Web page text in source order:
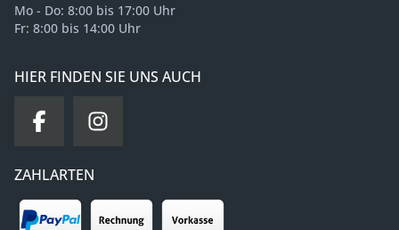
Mo - Do: 8:00 bis 17:00 Uhr
Fr: 8:00 bis 14:00 Uhr
HIER FINDEN SIE UNS AUCH
ZAHLARTEN